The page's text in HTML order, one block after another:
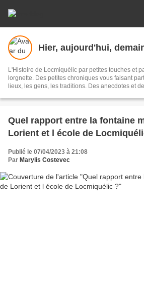
Hier, aujourd'hui,
L'Histoire de Locmiquélic par petites touches et
lorgnette. Des petites chroniques vous faisant
lieux, les gens, les traditions. Des anecdotes et
les jours, un regard sur l'actualité et des
Quel rapport entre la fontaine
Lorient et l école de
Publié le 07/04/2023 à 21:08
Par Marylis Costevec